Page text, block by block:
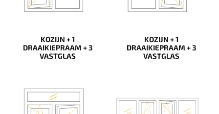
KOZIJN + 1
DRAAIKIEPRAAM + 3
VASTGLAS
KOZIJN + 1
DRAAIKIEPRAAM + 3
VASTGLAS